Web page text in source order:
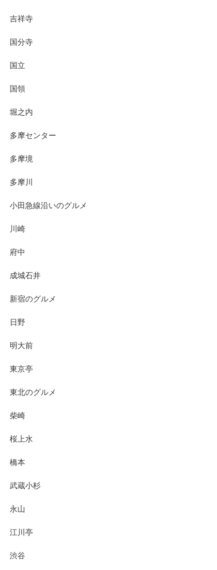
吉祥寺
国分寺
国立
国領
堀之内
多摩センター
多摩境
多摩川
小田急線沿いのグルメ
川崎
府中
成城石井
新宿のグルメ
日野
明大前
東京亭
東北のグルメ
柴崎
桜上水
橋本
武蔵小杉
永山
江川亭
渋谷